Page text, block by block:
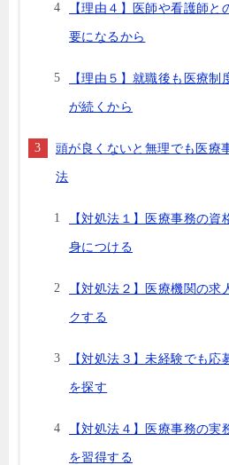
【理由４】医師や看護師
要になるから
【理由５】就職後も医療
が続くから
頭が良くないと無理でも医療
法
【対処法１】医療事務の
身につける
【対処法２】医療機関の
クする
【対処法３】未経験でも応
を探す
【対処法４】医療事務の
を習得する